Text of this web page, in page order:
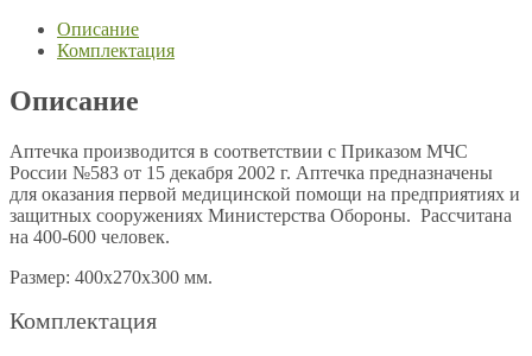
Описание
Комплектация
Описание
Аптечка производится в соответствии с Приказом МЧС
России №583 от 15 декабря 2002 г. Аптечка предназначены
для оказания первой медицинской помощи на предприятиях и
защитных сооружениях Министерства Обороны. Рассчитана
на 400-600 человек.
Размер: 400х270х300 мм.
Комплектация